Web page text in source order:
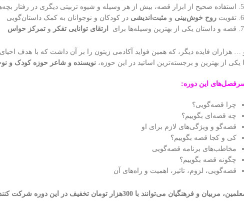
استفاده صحیح از ابزار قصه، بیش از هر وسیله و شیوه تربیتی دیگری در رفتار
تقویت روح خوش‌بینی و مثبت‌اندیشی در کودکان و نوجوانان به کمک داستان‌گویی
قصه و داستان یکی از بهترین وسیله‌ها برای
ارتقای توانایی تفکر و تمرکز حواس
… هزاران فایده دیگر، که همین فواید آکادمی زیتون را بر آن داشت که با هدف
یکی از بهترین و برجسته‌ترین اساتید در این حوزه، نویسنده و شاعر حوزه کودک و
این دوره:
چرا قصه‌گویی؟
چه قصه‌ای بگوییم؟
قصه‌گو و ویژگی‌های لازم برای او
کی و کجا قصه بگوییم؟
مخاطب‌های برنامه قصه‌گویی
چگونه قصه بگوییم؟
قصه‌گویی، لزوم، تاثیر، اهمیت و راه‌های آن
مربیان و فرهنگیان می‌توانند با 300هزار تومان تخفیف در این دوره شرکت کنند.